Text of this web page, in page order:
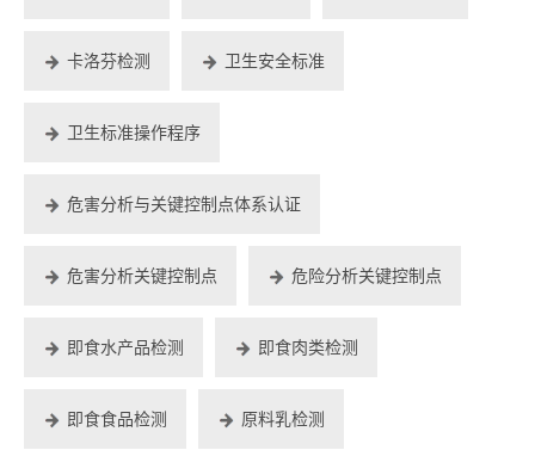
卡洛芬检测 卫生安全标准
卫生标准操作程序
危害分析与关键控制点体系认证
危害分析关键控制点 危险分析关键控制点
即食水产品检测 即食肉类检测
即食食品检测 原料乳检测